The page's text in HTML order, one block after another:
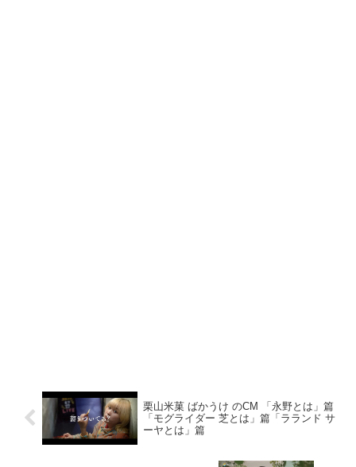
栗山米菓 ばかうけ のCM 「永野とは」篇
「モグライダー 芝とは」篇「ラランド サ
ーヤとは」篇